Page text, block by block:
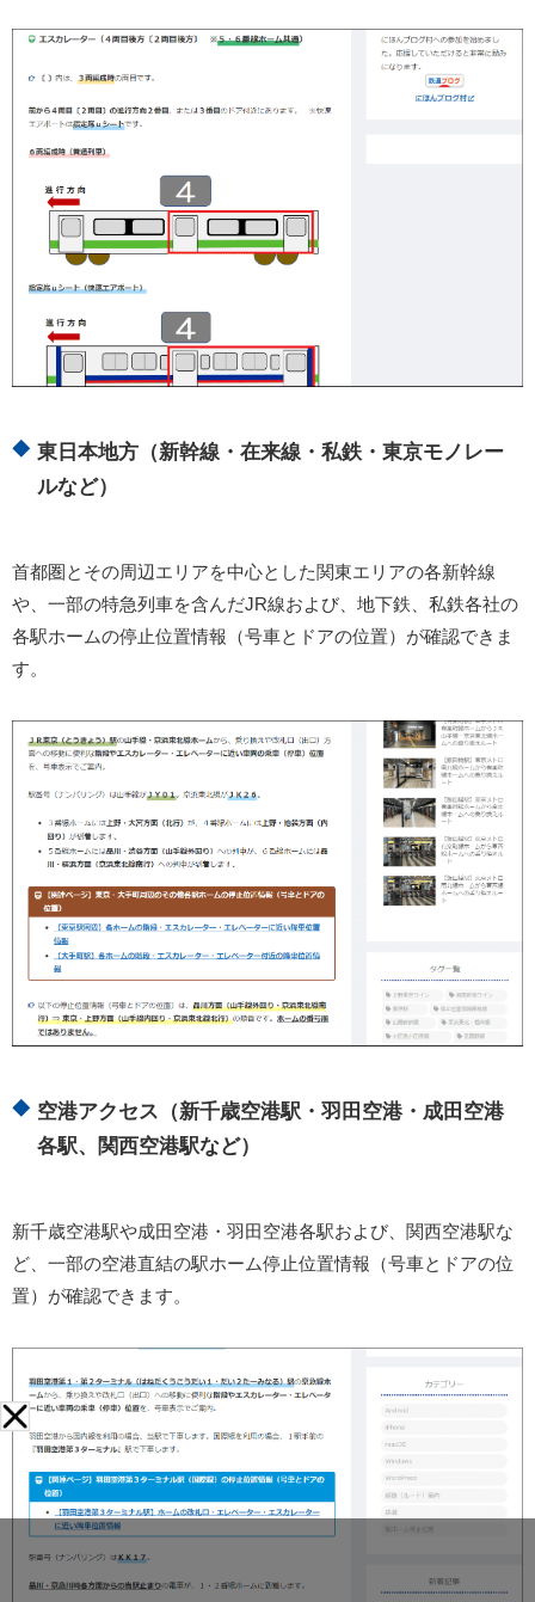
東日本地方（新幹線・在来線・私鉄・東京モノレー
ルなど）
首都圏とその周辺エリアを中心とした関東エリアの各新幹線
や、一部の特急列車を含んだJR線および、地下鉄、私鉄各社の
各駅ホームの停止位置情報（号車とドアの位置）が確認できま
す。
空港アクセス（新千歳空港駅・羽田空港・成田空港
各駅、関西空港駅など）
新千歳空港駅や成田空港・羽田空港各駅および、関西空港駅な
ど、一部の空港直結の駅ホーム停止位置情報（号車とドアの位
置）が確認できます。